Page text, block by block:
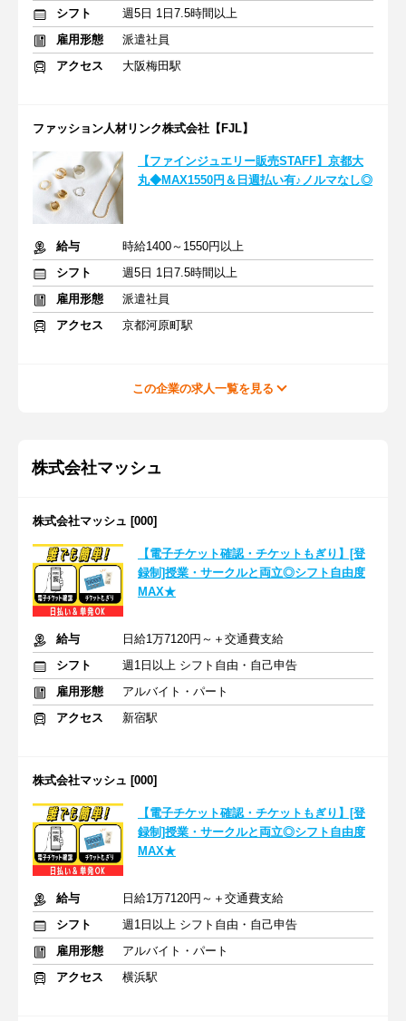
シフト
週5日 1日7.5時間以上
雇用形態
派遣社員
アクセス
大阪梅田駅
ファッション人材リンク株式会社【FJL】
【ファインジュエリー販売STAFF】京都大
丸◆MAX1550円＆日週払い有♪ノルマなし◎
給与
時給1400～1550円以上
シフト
週5日 1日7.5時間以上
雇用形態
派遣社員
アクセス
京都河原町駅
この企業の求人一覧を見る
株式会社マッシュ
株式会社マッシュ [000]
【電子チケット確認・チケットもぎり】[登
録制]授業・サークルと両立◎シフト自由度
MAX★
給与
日給1万7120円～＋交通費支給
シフト
週1日以上 シフト自由・自己申告
雇用形態
アルバイト・パート
アクセス
新宿駅
株式会社マッシュ [000]
【電子チケット確認・チケットもぎり】[登
録制]授業・サークルと両立◎シフト自由度
MAX★
給与
日給1万7120円～＋交通費支給
シフト
週1日以上 シフト自由・自己申告
雇用形態
アルバイト・パート
アクセス
横浜駅